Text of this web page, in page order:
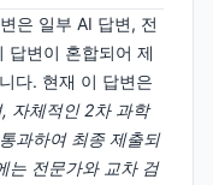
은 일부 AI 답변, 전
답변이 혼합되어 제
다. 현재 이 답변은
자체적인 2차 과학
과하여 최종 제출되
는 전문가와 교차 검